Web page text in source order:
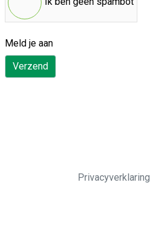
Meld je aan
Verzend
Privacyverklaring